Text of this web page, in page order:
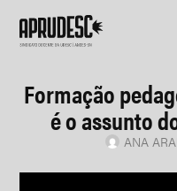
Formação
é o assunto
ANA